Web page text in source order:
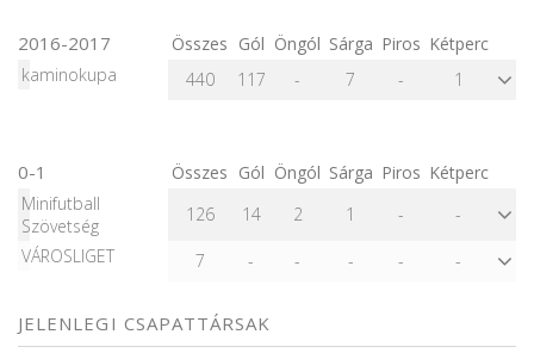
2016-2017 Összes Gól Öngól Sárga Piros Kétperc
kaminokupa
440 117 - 7 - 1
0-1 Összes Gól Öngól Sárga Piros Kétperc
Minifutball
Szövetség
126 14 2 1 -
-
VÁROSLIGET
7 - - - - -
JELENLEGI CSAPATTÁRSAK